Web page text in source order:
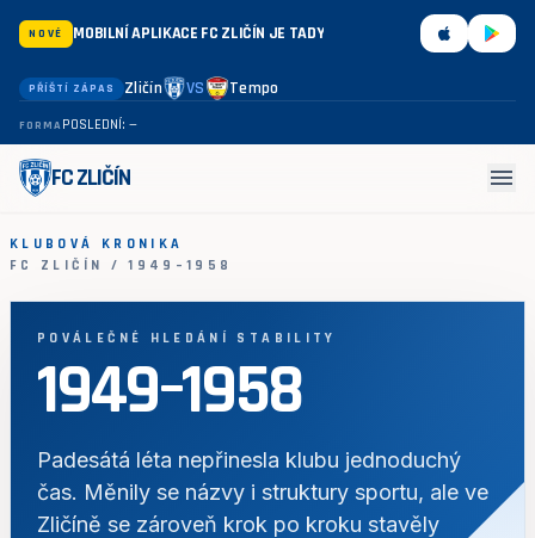
NOVÉ MOBILNÍ APLIKACE FC ZLIČÍN JE TADY
PŘÍŠTÍ ZÁPAS Zličín VS Tempo
FORMAPOSLEDNÍ: —
FC ZLIČÍN menu
KLUBOVÁ KRONIKA
FC ZLIČÍN / 1949–1958
POVÁLEČNÉ HLEDÁNÍ STABILITY
1949–1958
Padesátá léta nepřinesla klubu jednoduchý
čas. Měnily se názvy i struktury sportu, ale ve
Zličíně se zároveň krok po kroku stavěly